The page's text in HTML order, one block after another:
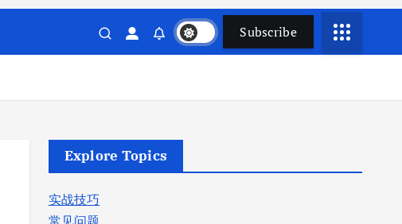
Subscribe
Explore Topics
实战技巧